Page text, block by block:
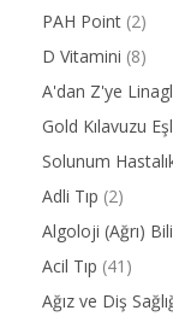
PAH Point (2)
D Vitamini (8)
A'dan Z'ye
Gold Kılavuzu
Solunum
Adli Tıp (2)
Algoloji (Ağrı)
Acil Tıp (41)
Ağız ve Diş